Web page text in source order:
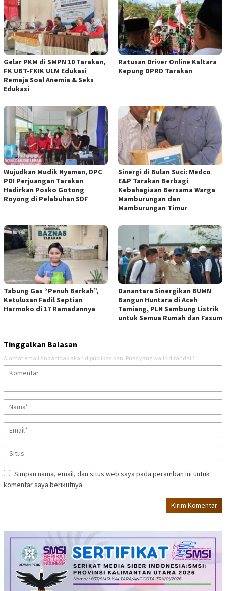
Gelar PKM di SMPN 10 Tarakan,
FK UBT-FKIK ULM Edukasi
Remaja Soal Anemia & Seks
Edukasi
Ratusan Driver Online Kaltara
Kepung DPRD Tarakan
Wujudkan Mudik Nyaman, DPC
PDI Perjuangan Tarakan
Hadirkan Posko Gotong
Royong di Pelabuhan SDF
Sinergi di Bulan Suci: Medco
E&P Tarakan Berbagi
Kebahagiaan Bersama Warga
Mamburungan dan
Mamburungan Timur
Tabung Gas “Penuh Berkah”,
Ketulusan Fadil Septian
Harmoko di 17 Ramadannya
Danantara Sinergikan BUMN
Bangun Huntara di Aceh
Tamiang, PLN Sambung Listrik
untuk Semua Rumah dan Fasum
Tinggalkan Balasan
Alamat email Anda tidak akan dipublikasikan. Ruas yang wajib ditandai *
Simpan nama, email, dan situs web saya pada peramban ini untuk
komentar saya berikutnya.